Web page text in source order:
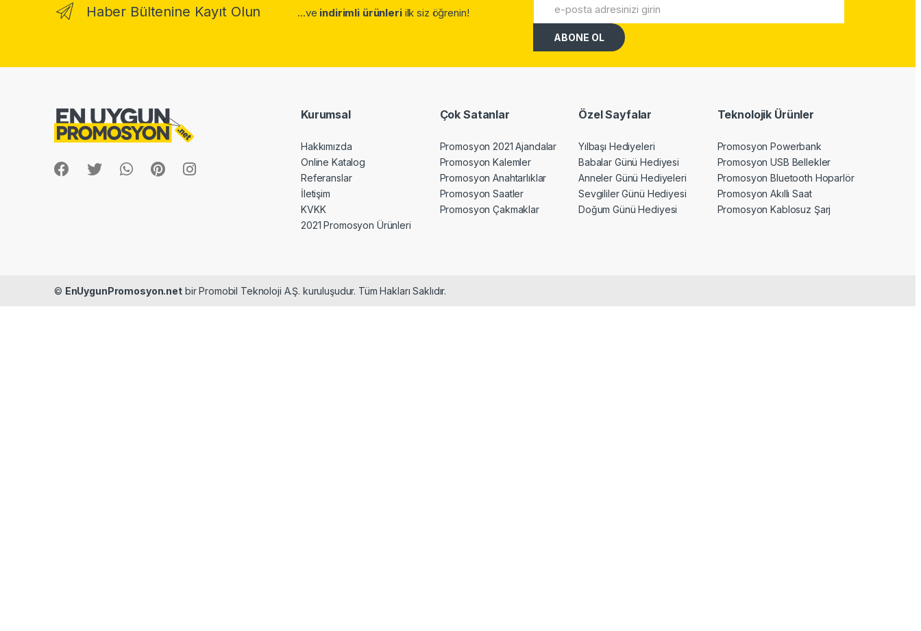
Haber Bültenine Kayıt Olun ...ve indirimli ürünleriilk siz öğrenin!
Kurumsal
Hakkımızda
Online Katalog
Referanslar
İletişim
KVKK
2021 Promosyon Ürünleri
Çok Satanlar
Promosyon 2021 Ajandalar
Promosyon Kalemler
Promosyon Anahtarlıklar
Promosyon Saatler
Promosyon Çakmaklar
Özel Sayfalar
Yılbaşı Hediyeleri
Babalar Günü Hediyesi
Anneler Günü Hediyeleri
Sevgililer Günü Hediyesi
Doğum Günü Hediyesi
Teknolojik Ürünler
Promosyon Powerbank
Promosyon USB Bellekler
Promosyon Bluetooth Hoparlör
Promosyon Akıllı Saat
Promosyon Kablosuz Şarj
© EnUygunPromosyon.netbir Promobil Teknoloji A.Ş. kuruluşudur. Tüm Hakları Saklıdır.